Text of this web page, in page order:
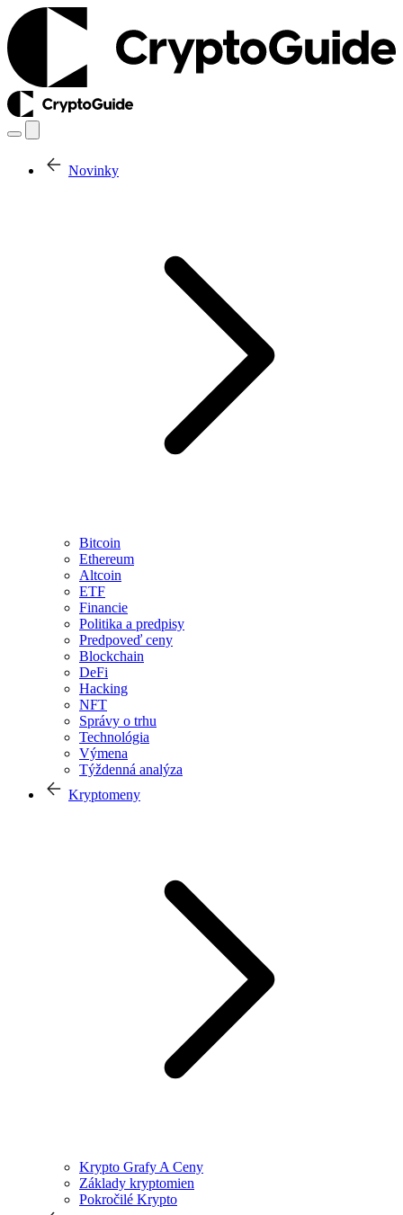
Novinky
Bitcoin
Ethereum
Altcoin
ETF
Financie
Politika a predpisy
Predpoveď ceny
Blockchain
DeFi
Hacking
NFT
Správy o trhu
Technológia
Výmena
Týždenná analýza
Kryptomeny
Krypto Grafy A Ceny
Základy kryptomien
Pokročilé Krypto